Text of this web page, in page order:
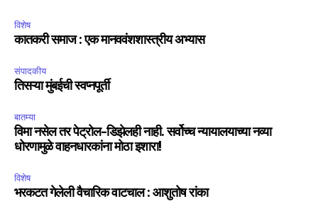
विशेष
कातकरी समाज : एक मानववंशशास्त्रीय अभ्यास
संपादकीय
तिसऱ्या मुंबईची स्वप्नपूर्ती
बातम्या
विमा नसेल तर पेट्रोल-डिझेलही नाही. सर्वोच्च न्यायालयाच्या नव्या
धोरणामुळे वाहनधारकांना मोठा इशारा!
विशेष
भरकटत गेलेली वैचारिक वाटचाल : आशुतोष रांका